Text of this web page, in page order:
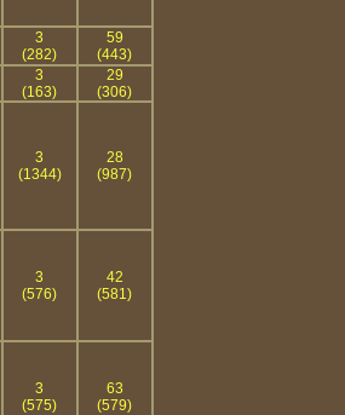
3
(282)
59
(443)
3
(163)
29
(306)
3
(1344)
28
(987)
3
(576)
42
(581)
3
(575)
63
(579)